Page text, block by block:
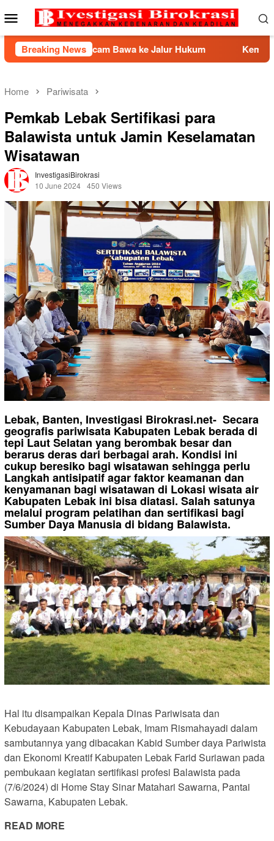
to
Mobile
Menu
Breaking News
Bawa ke Jalur Hukum Kemnaker Berhasil
Home Pariwisata
Pemkab Lebak Sertifikasi para
Balawista untuk Jamin Keselamatan
Wisatawan
InvestigasiBirokrasi
10 June 2024 450 Views
Lebak, Banten, Investigasi Birokrasi.net- Secara
geografis pariwisata Kabupaten Lebak berada di
tepi Laut Selatan yang berombak besar dan
berarus deras dari berbagai arah. Kondisi ini
cukup beresiko bagi wisatawan sehingga perlu
Langkah antisipatif agar faktor keamanan dan
kenyamanan bagi wisatawan di Lokasi wisata air
Kabupaten Lebak ini bisa diatasi. Salah satunya
melalui program pelatihan dan sertifikasi bagi
Sumber Daya Manusia di bidang Balawista.
Hal itu disampaikan Kepala Dinas Pariwisata dan
Kebudayaan Kabupaten Lebak, Imam Rismahayadi dalam
sambutannya yang dibacakan Kabid Sumber daya Pariwista
dan Ekonomi Kreatif Kabupaten Lebak Farid Suriawan pada
pembukaan kegiatan sertifikasi profesi Balawista pada
(7/6/2024) di Home Stay Sinar Matahari Sawarna, Pantai
Sawarna, Kabupaten Lebak.
READ MORE